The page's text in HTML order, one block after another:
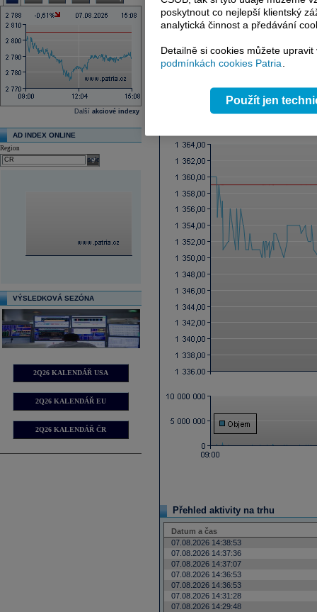
Další akciové indexy
AD INDEX ONLINE
Region
select
VÝSLEDKOVÁ SEZÓNA
2Q26 KALENDÁŘ USA
2Q26 KALENDÁŘ EU
2Q26 KALENDÁŘ ČR
Ex-dividenda den
Průměrná cílová cena
Reklama
Přehled aktivity na trhu
Datum a čas
07.08.2026 14:38:53
07.08.2026 14:37:36
07.08.2026 14:37:07
07.08.2026 14:36:53
07.08.2026 14:36:53
07.08.2026 14:31:28
07.08.2026 14:29:48
poskytnout co nejlepší klientský
analytická činnost a předávání
Detailně si cookies můžete
podmínkách cookies Patria.
Použít jen